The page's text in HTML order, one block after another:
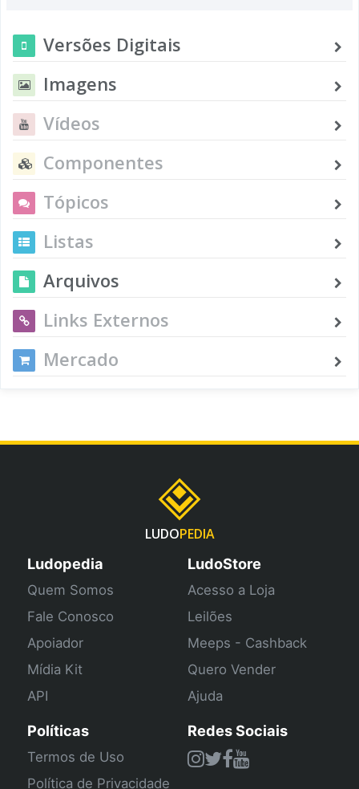
Versões Digitais
Imagens
Vídeos
Componentes
Tópicos
Listas
Arquivos
Links Externos
Mercado
LUDOPEDIA
Ludopedia
Quem Somos
Fale Conosco
Apoiador
Mídia Kit
API
LudoStore
Acesso a Loja
Leilões
Meeps - Cashback
Quero Vender
Ajuda
Políticas
Termos de Uso
Política de Privacidade
Redes Sociais